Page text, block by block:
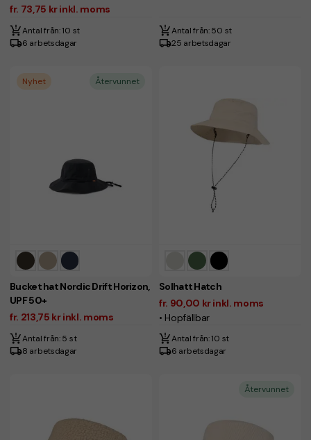
fr. 73,75 kr inkl. moms
Antal från: 10 st
6 arbetsdagar
Antal från: 50 st
25 arbetsdagar
Nyhet Återvunnet
Bucket hat Nordic Drift Horizon,
UPF 50+
fr. 213,75 kr inkl. moms
Antal från: 5 st
8 arbetsdagar
Solhatt Hatch
fr. 90,00 kr inkl. moms
• Hopfällbar
Antal från: 10 st
6 arbetsdagar
Återvunnet